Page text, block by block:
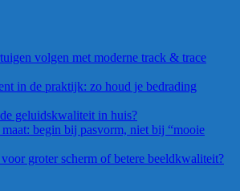
volgen met moderne track & trace
in de praktijk: zo houd je bedrading
geluidskwaliteit in huis?
begin bij pasvorm, niet bij “mooie
groter scherm of betere beeldkwaliteit?